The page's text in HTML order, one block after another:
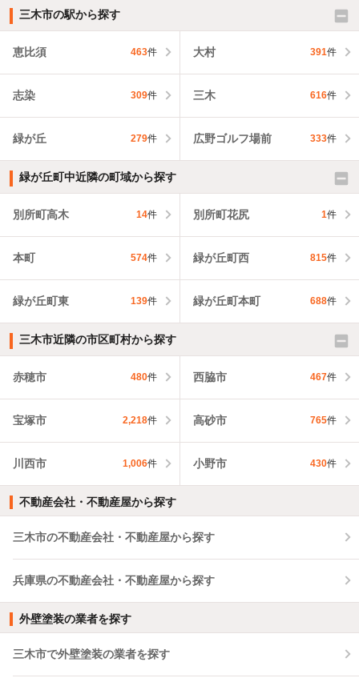
三木市の駅から探す
恵比須 463件 大村 391件
志染 309件 三木 616件
緑が丘 279件 広野ゴルフ場前 333件
緑が丘町中近隣の町域から探す
別所町高木 14件 別所町花尻 1件
本町 574件 緑が丘町西 815件
緑が丘町東 139件 緑が丘町本町 688件
三木市近隣の市区町村から探す
赤穂市 480件 西脇市 467件
宝塚市 2,218件 高砂市 765件
川西市 1,006件 小野市 430件
不動産会社・不動産屋から探す
三木市の不動産会社・不動産屋から探す
兵庫県の不動産会社・不動産屋から探す
外壁塗装の業者を探す
三木市で外壁塗装の業者を探す